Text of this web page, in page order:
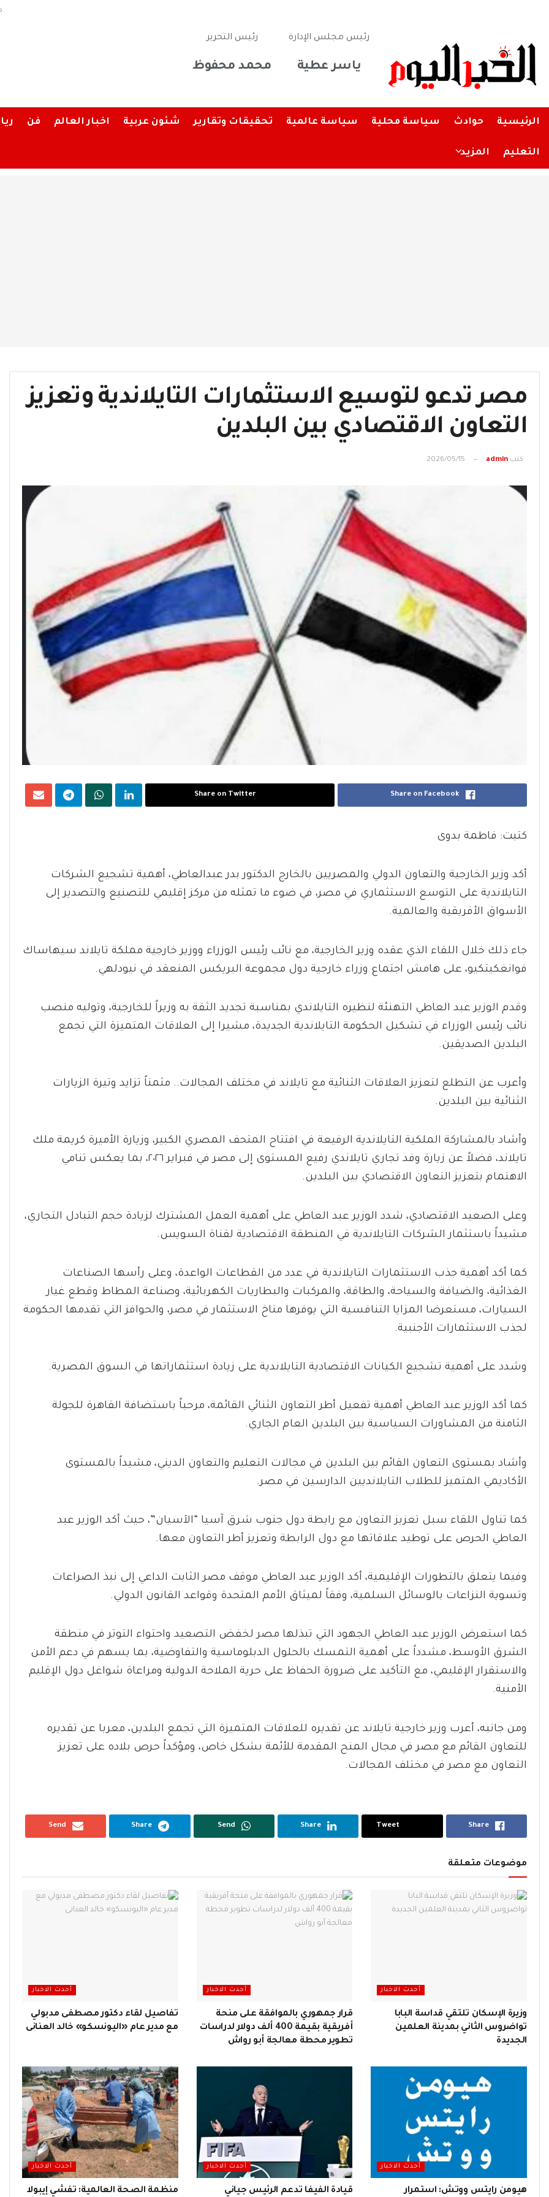
رئيس مجلس الإدارة
ياسر عطية
رئيس التحرير
محمد محفوظ
الرئيسية حوادث سياسة محلية سياسة عالمية تحقيقات وتقارير شئون عربية اخبار العالم فن
التعليم المزيد
مصر تدعو لتوسيع الاستثمارات التايلاندية وتعزيز
التعاون الاقتصادي بين البلدين
كتب admin
2026/05/15
Share on Facebook
Share on Twitter
كتبت: فاطمة بدوى
أكد وزير الخارجية والتعاون الدولي والمصريين بالخارج الدكتور بدر عبدالعاطي، أهمية تشجيع الشركات
التايلاندية على التوسع الاستثماري في مصر، في ضوء ما تمثله من مركز إقليمي للتصنيع والتصدير إلى
الأسواق الأفريقية والعالمية.
جاء ذلك خلال اللقاء الذي عقده وزير الخارجية، مع نائب رئيس الوزراء ووزير خارجية مملكة تايلاند سيهاساك
فوانغكيتكيو، على هامش اجتماع وزراء خارجية دول مجموعة البريكس المنعقد في نيودلهي.
وقدم الوزير عبد العاطي التهنئة لنظيره التايلاندي بمناسبة تجديد الثقة به وزيراً للخارجية، وتوليه منصب
نائب رئيس الوزراء في تشكيل الحكومة التايلاندية الجديدة، مشيرا إلى العلاقات المتميزة التي تجمع
البلدين الصديقين.
وأعرب عن التطلع لتعزيز العلاقات الثنائية مع تايلاند في مختلف المجالات.. مثمناً تزايد وتيرة الزيارات
الثنائية بين البلدين.
وأشاد بالمشاركة الملكية التايلاندية الرفيعة في افتتاح المتحف المصري الكبير، وزيارة الأميرة كريمة ملك
تايلاند، فضلاً عن زيارة وفد تجاري تايلاندي رفيع المستوى إلى مصر في فبراير ٢٠٢٦، بما يعكس تنامي
الاهتمام بتعزيز التعاون الاقتصادي بين البلدين.
وعلى الصعيد الاقتصادي، شدد الوزير عبد العاطي على أهمية العمل المشترك لزيادة حجم التبادل التجاري،
مشيداً باستثمار الشركات التايلاندية في المنطقة الاقتصادية لقناة السويس.
كما أكد أهمية جذب الاستثمارات التايلاندية في عدد من القطاعات الواعدة، وعلى رأسها الصناعات
الغذائية، والضيافة والسياحة، والطاقة، والمركبات والبطاريات الكهربائية، وصناعة المطاط وقطع غيار
السيارات، مستعرضا المزايا التنافسية التي يوفرها مناخ الاستثمار في مصر، والحوافز التي تقدمها الحكومة
لجذب الاستثمارات الأجنبية.
وشدد على أهمية تشجيع الكيانات الاقتصادية التايلاندية على زيادة استثماراتها في السوق المصرية.
كما أكد الوزير عبد العاطي أهمية تفعيل أطر التعاون الثنائي القائمة، مرحباً باستضافة القاهرة للجولة
الثامنة من المشاورات السياسية بين البلدين العام الجاري.
وأشاد بمستوى التعاون القائم بين البلدين في مجالات التعليم والتعاون الديني، مشيداً بالمستوى
الأكاديمي المتميز للطلاب التايلانديين الدارسين في مصر.
كما تناول اللقاء سبل تعزيز التعاون مع رابطة دول جنوب شرق آسيا “الآسيان”، حيث أكد الوزير عبد
العاطي الحرص على توطيد علاقاتها مع دول الرابطة وتعزيز أطر التعاون معها.
وفيما يتعلق بالتطورات الإقليمية، أكد الوزير عبد العاطي موقف مصر الثابت الداعي إلى نبذ الصراعات
وتسوية النزاعات بالوسائل السلمية، وفقاً لميثاق الأمم المتحدة وقواعد القانون الدولي.
كما استعرض الوزير عبد العاطي الجهود التي تبذلها مصر لخفض التصعيد واحتواء التوتر في منطقة
الشرق الأوسط، مشدداً على أهمية التمسك بالحلول الدبلوماسية والتفاوضية، بما يسهم في دعم الأمن
والاستقرار الإقليمي، مع التأكيد على ضرورة الحفاظ على حرية الملاحة الدولية ومراعاة شواغل دول الإقليم
الأمنية.
ومن جانبه، أعرب وزير خارجية تايلاند عن تقديره للعلاقات المتميزة التي تجمع البلدين، معربا عن تقديره
للتعاون القائم مع مصر في مجال المنح المقدمة للأئمة بشكل خاص، ومؤكداً حرص بلاده على تعزيز
التعاون مع مصر في مختلف المجالات.
Share
Tweet
Share
Send
Share
Send
موضوعات متعلقة
أحدث الاخبار
وزيرة الإسكان تلتقي قداسة البابا
تواضروس الثاني بمدينة العلمين
الجديدة
أحدث الاخبار
قرار جمهوري بالموافقة على منحة
أفريقية بقيمة 400 ألف دولار لدراسات
تطوير محطة معالجة أبو رواش
أحدث الاخبار
تفاصيل لقاء دكتور مصطفى مدبولي
مع مدير عام «اليونسكو» خالد العنانى
أحدث الاخبار
هيومن رايتس ووتش: استمرار
أحدث الاخبار
قيادة الفيفا تدعم الرئيس جياني
أحدث الاخبار
منظمة الصحة العالمية: تفشي إيبولا